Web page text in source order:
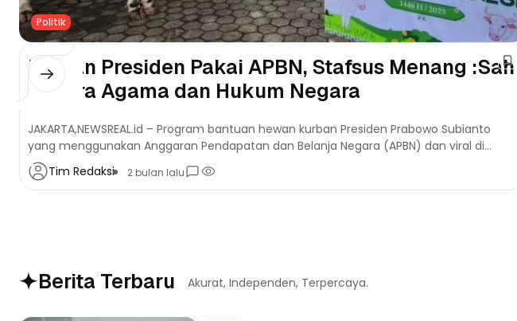
Politik
Kurban Presiden Pakai APBN, Stafsus Menang :Sah
Secara Agama dan Hukum Negara
JAKARTA,NEWSREAL.id – Program bantuan hewan kurban Presiden Prabowo Subianto
yang menggunakan Anggaran Pendapatan dan Belanja Negara (APBN) dan viral di
medsos belakangan ini, bukan sesuatu...
Tim Redaksi 2 bulan lalu
Berita Terbaru Akurat, Independen, Terpercaya.